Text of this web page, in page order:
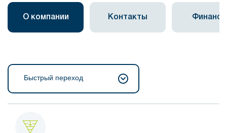
О компании Контакты Финансы
Быстрый переход